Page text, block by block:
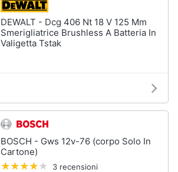
DEWALT - Dcg 406 Nt 18 V 125 Mm
Smerigliatrice Brushless A Batteria In
Valigetta Tstak
BOSCH - Gws 12v-76 (corpo Solo In
Cartone)
3 recensioni